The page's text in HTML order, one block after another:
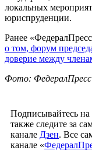
локальных
юриспруденции.
Ранее
о том, форум
доверие между
Фото:
Подписывайтесь
также следите за
канале Дзен. Все
канале «